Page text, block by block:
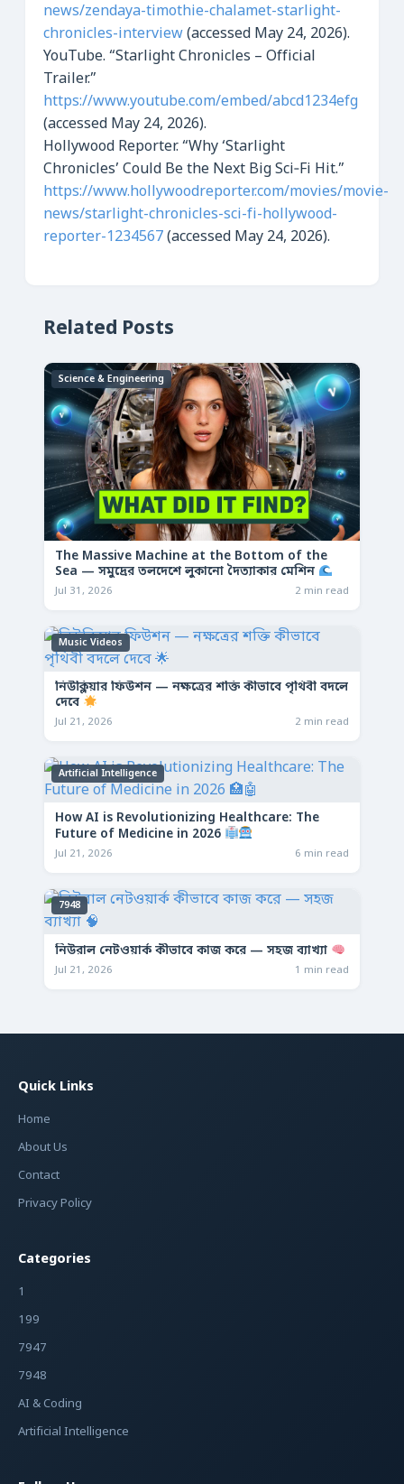
news/zendaya-timothie-chalamet-starlight-
chronicles-interview(accessed May 24, 2026).
YouTube. “Starlight Chronicles – Official
Trailer.”
https://www.youtube.com/embed/abcd1234efg
(accessed May 24, 2026).
Hollywood Reporter. “Why ‘Starlight
Chronicles’ Could Be the Next Big Sci‑Fi Hit.”
https://www.hollywoodreporter.com/movies/movie-
news/starlight-chronicles-sci-fi-hollywood-
reporter-1234567(accessed May 24, 2026).
Related Posts
Science & Engineering
The Massive Machine at the Bottom of the
Sea — সমুদ্রের তলদেশে লুকানো দৈত্যাকার মেশিন
Jul 31, 2026 2 min read
Music Videos
নিউক্লিয়ার ফিউশন — নক্ষত্রের শক্তি কীভাবে পৃথিবী বদলে
দেবে
Jul 21, 2026 2 min read
Artificial Intelligence
How AI is Revolutionizing Healthcare: The
Future of Medicine in 2026
Jul 21, 2026 6 min read
7948
নিউরাল নেটওয়ার্ক কীভাবে কাজ করে — সহজ ব্যাখ্যা
Jul 21, 2026 1 min read
Quick Links
Home
About Us
Contact
Privacy Policy
Categories
1
199
7947
7948
AI & Coding
Artificial Intelligence